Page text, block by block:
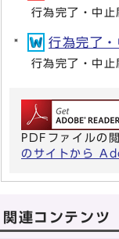
行為完了・中止
行為完了
行為完了・中止
PDFファイルの
のサイトから
関連コンテンツ